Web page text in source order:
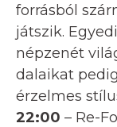
forrásból
játszik.
népzenét
dalaikat
érzelmes
22:00 – Re-